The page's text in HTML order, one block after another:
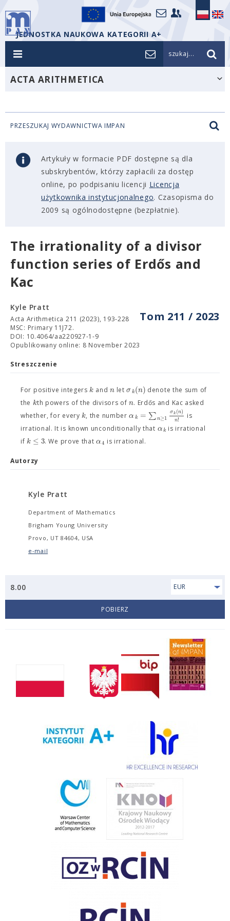
JEDNOSTKA NAUKOWA KATEGORII A+
szukaj...
ACTA ARITHMETICA
PRZESZUKAJ WYDAWNICTWA IMPAN
Artykuły w formacie PDF dostępne są dla
subskrybentów, którzy zapłacili za dostęp
online, po podpisaniu licencji Licencja
użytkownika instytucjonalnego. Czasopisma do
2009 są ogólnodostępne (bezpłatnie).
The irrationality of a divisor
function series of Erdős and
Kac
Tom 211 / 2023
Kyle Pratt
Acta Arithmetica 211 (2023), 193-228
MSC: Primary 11J72.
DOI: 10.4064/aa220927-1-9
Opublikowany online: 8 November 2023
Streszczenie
For positive integersk and nletσk(n) denote the sum of
the kth powers of the divisors ofn. Erdős and Kac asked
whether, for everyk, the numberα k = ∑n≥1
σk(n)
n!
is
irrational. It is known unconditionally that αkis irrational
ifk ≤ 3. We prove thatα4 is irrational.
Autorzy
Kyle Pratt
Department of Mathematics
Brigham Young University
Provo, UT 84604, USA
e-mail
8.00 EUR
POBIERZ